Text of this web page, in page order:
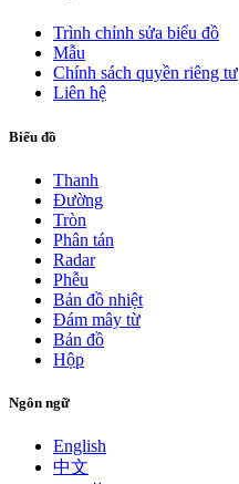
Trình chỉnh sửa biểu đồ
Mẫu
Chính sách quyền riêng tư
Liên hệ
Biểu đồ
Thanh
Đường
Tròn
Phân tán
Radar
Phễu
Bản đồ nhiệt
Đám mây từ
Bản đồ
Hộp
Ngôn ngữ
English
中文